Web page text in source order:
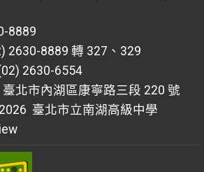
8889
2630-8889 轉 327、329
2630-6554
北市內湖區康寧路三段 220 號
臺北市立南湖高級中學